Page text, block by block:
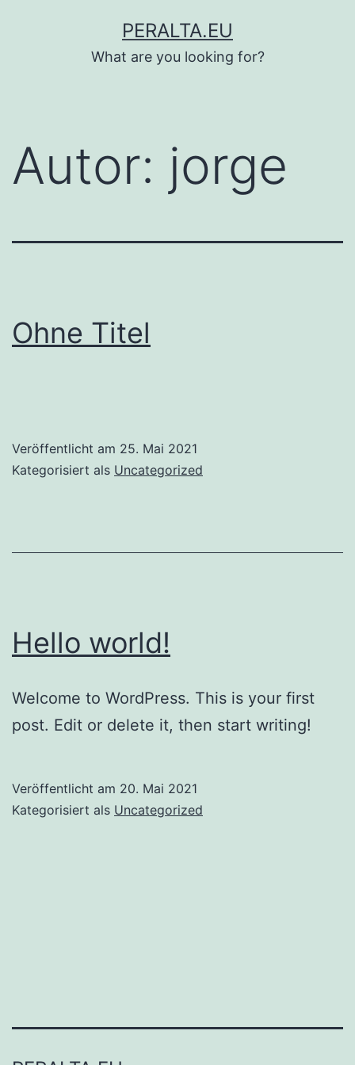
PERALTA.EU
What are you looking for?
Autor: jorge
Ohne Titel
Veröffentlicht am 25. Mai 2021
Kategorisiert als Uncategorized
Hello world!
Welcome to WordPress. This is your first
post. Edit or delete it, then start writing!
Veröffentlicht am 20. Mai 2021
Kategorisiert als Uncategorized